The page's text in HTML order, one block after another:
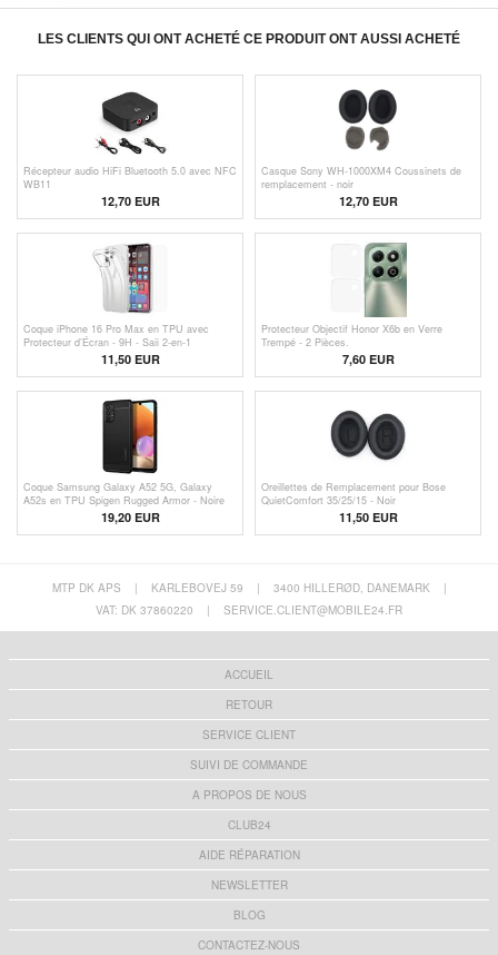
LES CLIENTS QUI ONT ACHETÉ CE PRODUIT ONT AUSSI ACHETÉ
Récepteur audio HiFi Bluetooth 5.0 avec NFC
WB11
12,70EUR
Casque Sony WH-1000XM4 Coussinets de
remplacement - noir
12,70 EUR
Coque iPhone 16 Pro Max en TPU avec
Protecteur d’Écran - 9H - Saii 2-en-1
11,50 EUR
Protecteur Objectif Honor X6b en Verre
Trempé - 2 Pièces.
7,60 EUR
Coque Samsung Galaxy A52 5G, Galaxy
A52s en TPU Spigen Rugged Armor - Noire
19,20 EUR
Oreillettes de Remplacement pour Bose
QuietComfort 35/25/15 - Noir
11,50 EUR
MTP DK APS | KARLEBOVEJ 59 | 3400 HILLERØD, DANEMARK
|
VAT: DK 37860220
| SERVICE.CLIENT@MOBILE24.FR
ACCUEIL
RETOUR
SERVICE CLIENT
SUIVI DE COMMANDE
A PROPOS DE NOUS
CLUB24
AIDE RÉPARATION
NEWSLETTER
BLOG
CONTACTEZ-NOUS